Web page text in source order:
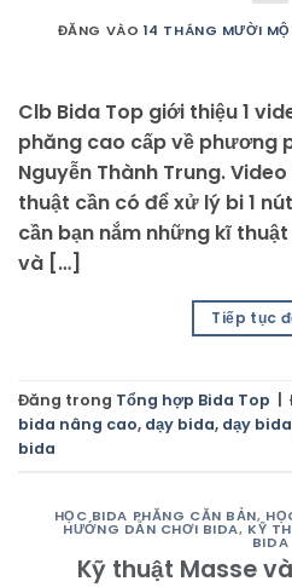
ĐĂNG VÀO 14 THÁNG MƯỜI
Clb Bida Top giới thiệu 1
phăng cao cấp về phương
Nguyễn Thành Trung.
thuật cần có để xử lý bi 1
cần bạn nắm những kĩ
và […]
Tiếp tục
Đăng trong Tổng hợp Bida Top
bida nâng cao, dạy bida, dạy
bida
HỌC BIDA PHĂNG CĂN BẢN,
HƯỚNG DẪN CHƠI BIDA, KỸ
BIDA
Kỹ thuật Masse